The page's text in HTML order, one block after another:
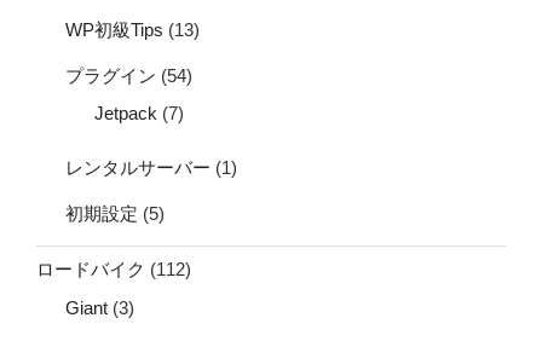
WP初級Tips (13)
プラグイン (54)
Jetpack (7)
レンタルサーバー (1)
初期設定 (5)
ロードバイク (112)
Giant (3)